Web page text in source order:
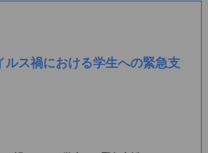
ルス禍における学生への緊急支